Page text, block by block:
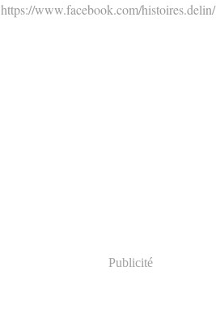
https://www.facebook.com/histoires.delin/
Publicité